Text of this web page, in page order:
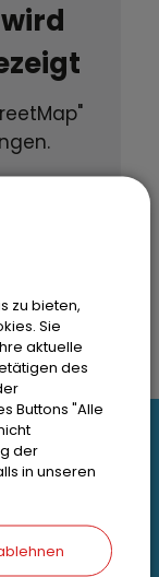
zu bieten,
Sie
aktuelle
des
Buttons "Alle
der
in unseren